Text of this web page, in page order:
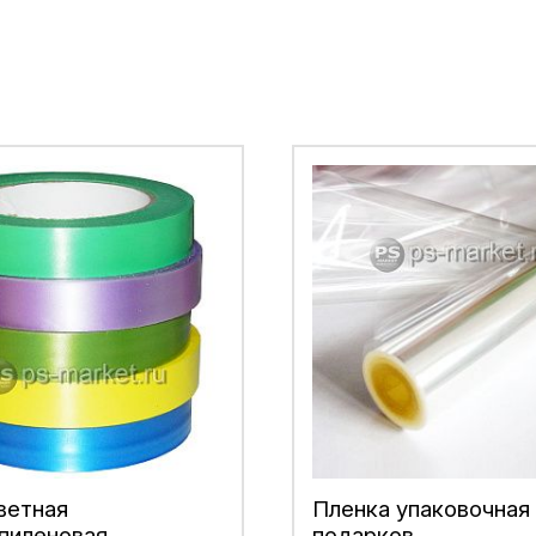
Пленка